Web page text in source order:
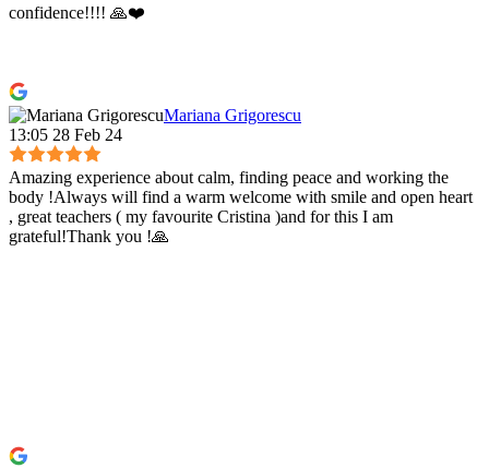
confidence!!!! 🙏❤️
Mariana Grigorescu
13:05 28 Feb 24
Amazing experience about calm, finding peace and working the
body !Always will find a warm welcome with smile and open heart
, great teachers ( my favourite Cristina )and for this I am
grateful!Thank you !🙏